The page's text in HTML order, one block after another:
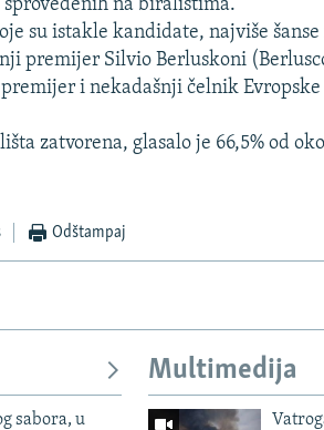
na biralištima.
su istakle kandidate, najviše
premijer Silvio Berluskoni
i nekadašnji čelnik
zatvorena, glasalo je 66,5% od
Odštampaj
sabora, u
Multimedija